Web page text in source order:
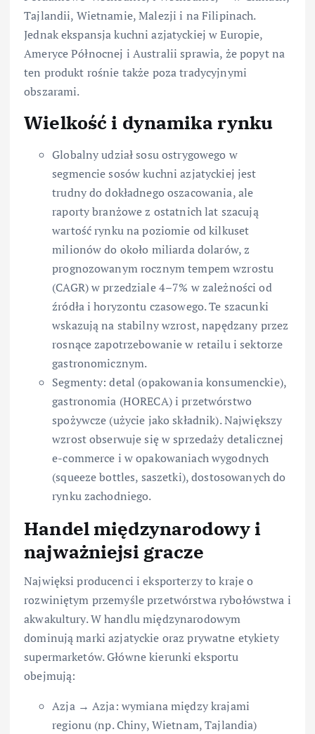
Tajlandii, Wietnamie, Malezji i na Filipinach.
Jednak ekspansja kuchni azjatyckiej w Europie,
Ameryce Północnej i Australii sprawia, że popyt na
ten produkt rośnie także poza tradycyjnymi
obszarami.
Wielkość i dynamika rynku
Globalny udział sosu ostrygowego w
segmencie sosów kuchni azjatyckiej jest
trudny do dokładnego oszacowania, ale
raporty branżowe z ostatnich lat szacują
wartość rynku na poziomie od kilkuset
milionów do około miliarda dolarów, z
prognozowanym rocznym tempem wzrostu
(CAGR) w przedziale 4–7% w zależności od
źródła i horyzontu czasowego. Te szacunki
wskazują na stabilny wzrost, napędzany przez
rosnące zapotrzebowanie w retailu i sektorze
gastronomicznym.
Segmenty: detal (opakowania konsumenckie),
gastronomia (HORECA) i przetwórstwo
spożywcze (użycie jako składnik). Największy
wzrost obserwuje się w sprzedaży detalicznej
e-commerce i w opakowaniach wygodnych
(squeeze bottles, saszetki), dostosowanych do
rynku zachodniego.
Handel międzynarodowy i
najważniejsi gracze
Najwięksi producenci i eksporterzy to kraje o
rozwiniętym przemyśle przetwórstwa rybołówstwa i
akwakultury. W handlu międzynarodowym
dominują marki azjatyckie oraz prywatne etykiety
supermarketów. Główne kierunki eksportu
obejmują:
Azja → Azja: wymiana między krajami
regionu (np. Chiny, Wietnam, Tajlandia)